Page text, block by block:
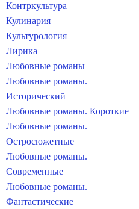
Контркультура
Кулинария
Культурология
Лирика
Любовные романы
Любовные романы.
Исторический
Любовные романы. Короткие
Любовные романы.
Остросюжетные
Любовные романы.
Современные
Любовные романы.
Фантастические